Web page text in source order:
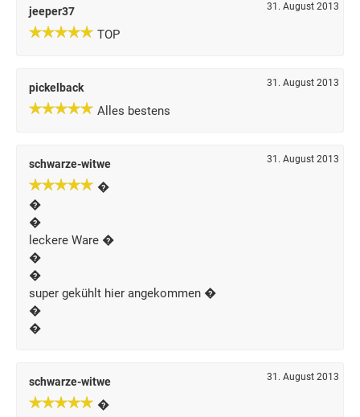
jeeper37 31. August 2013
TOP
pickelback 31. August 2013
Alles bestens
schwarze-witwe 31. August 2013
�
�
�
leckere Ware �
�
�
super gekühlt hier angekommen �
�
�
schwarze-witwe 31. August 2013
�